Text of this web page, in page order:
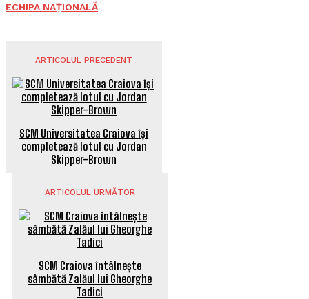
ECHIPA NAȚIONALĂ
ARTICOLUL PRECEDENT
SCM Universitatea Craiova își
completează lotul cu Jordan
Skipper-Brown
ARTICOLUL URMĂTOR
SCM Craiova întâlnește
sâmbătă Zalăul lui Gheorghe
Tadici